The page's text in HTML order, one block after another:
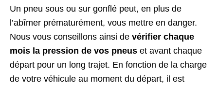
Un pneu sous ou sur gonflé peut, en plus de
l’abîmer prématurément, vous mettre en danger.
Nous vous conseillons ainsi de vérifier chaque
mois la pression de vos pneus et avant chaque
départ pour un long trajet. En fonction de la charge
de votre véhicule au moment du départ, il est